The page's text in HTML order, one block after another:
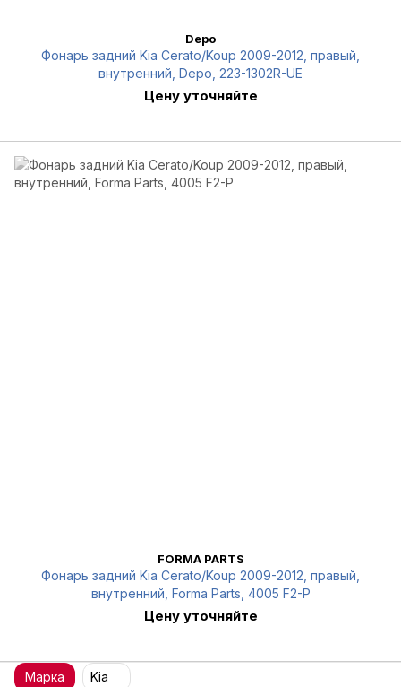
Depo
Фонарь задний Kia Cerato/Koup 2009-2012, правый,
внутренний, Depo, 223-1302R-UE
Цену уточняйте
FORMA PARTS
Фонарь задний Kia Cerato/Koup 2009-2012, правый,
внутренний, Forma Parts, 4005 F2-P
Цену уточняйте
Марка Kia